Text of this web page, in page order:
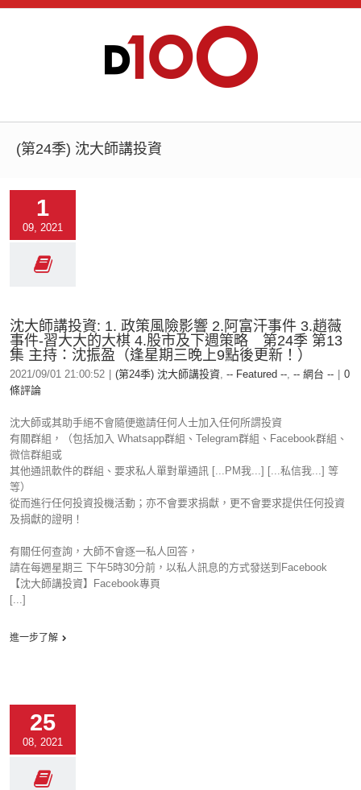
(第24季) 沈大師講投資
1
09, 2021
沈大師講投資: 1. 政策風險影響 2.阿富汗事件 3.趙薇
事件-習大大的大棋 4.股市及下週策略 第24季 第13
集 主持：沈振盈（逢星期三晚上9點後更新！）
2021/09/01 21:00:52 (第24季) 沈大師講投資, -- Featured --, -- 網台 --
0
條評論
沈大師或其助手絕不會隨便邀請任何人士加入任何所謂投資
有關群組，（包括加入 Whatsapp群組、Telegram群組、Facebook群組、
微信群組或
其他通訊軟件的群組、要求私人單對單通訊 [...PM我...] [...私信我...] 等
等）
從而進行任何投資投機活動；亦不會要求捐獻，更不會要求提供任何投資
及捐獻的證明！
有關任何查詢，大師不會逐一私人回答，
請在每週星期三 下午5時30分前，以私人訊息的方式發送到Facebook
【沈大師講投資】Facebook專頁
[...]
進一步了解
25
08, 2021